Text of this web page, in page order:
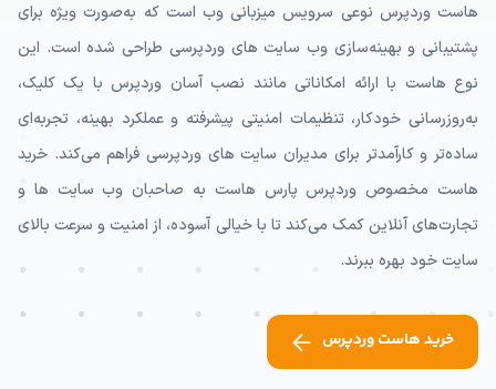
هاست وردپرس نوعی سرویس میزبانی وب است که به‌صورت ویژه برای
پشتیبانی و بهینه‌سازی وب سایت های وردپرسی طراحی شده است. این
نوع هاست با ارائه امکاناتی مانند نصب آسان وردپرس با یک کلیک،
به‌روزرسانی خودکار، تنظیمات امنیتی پیشرفته و عملکرد بهینه، تجربه‌ای
ساده‌تر و کارآمدتر برای مدیران سایت های وردپرسی فراهم می‌کند. خرید
هاست مخصوص وردپرس پارس هاست به صاحبان وب سایت ها و
تجارت‌های آنلاین کمک می‌کند تا با خیالی آسوده، از امنیت و سرعت بالای
سایت خود بهره ببرند.
خرید هاست وردپرس